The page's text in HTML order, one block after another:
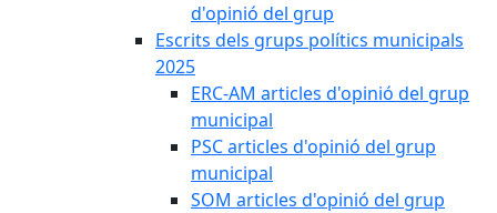
d'opinió del grup
Escrits dels grups polítics municipals
2025
ERC-AM articles d'opinió del grup
municipal
PSC articles d'opinió del grup
municipal
SOM articles d'opinió del grup